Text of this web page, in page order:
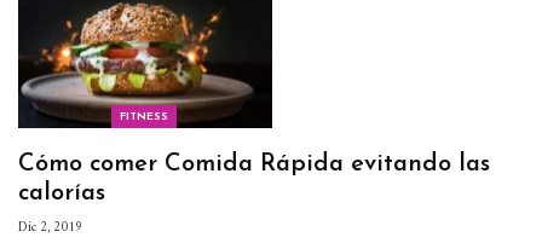
FITNESS
Cómo comer Comida Rápida evitando las
calorías
Dic 2, 2019